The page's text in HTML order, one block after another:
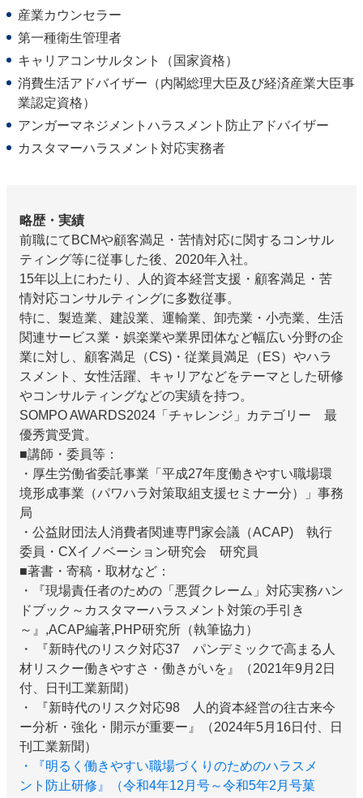
産業カウンセラー
第一種衛生管理者
キャリアコンサルタント（国家資格）
消費生活アドバイザー（内閣総理大臣及び経済産業大臣事
業認定資格）
アンガーマネジメントハラスメント防止アドバイザー
カスタマーハラスメント対応実務者
略歴・実績
前職にてBCMや顧客満足・苦情対応に関するコンサル
ティング等に従事した後、2020年入社。
15年以上にわたり、人的資本経営支援・顧客満足・苦
情対応コンサルティングに多数従事。
特に、製造業、建設業、運輸業、卸売業・小売業、生活
関連サービス業・娯楽業や業界団体など幅広い分野の企
業に対し、顧客満足（CS)・従業員満足（ES）やハラ
スメント、女性活躍、キャリアなどをテーマとした研修
やコンサルティングなどの実績を持つ。
SOMPO AWARDS2024「チャレンジ」カテゴリー 最
優秀賞受賞。
■講師・委員等：
・厚生労働省委託事業「平成27年度働きやすい職場環
境形成事業（パワハラ対策取組支援セミナー分）」事務
局
・公益財団法人消費者関連専門家会議（ACAP) 執行
委員・CXイノベーション研究会 研究員
■著書・寄稿・取材など：
・『現場責任者のための「悪質クレーム」対応実務ハン
ドブック～カスタマーハラスメント対策の手引き
～』,ACAP編著,PHP研究所（執筆協力）
・ 『新時代のリスク対応37 パンデミックで高まる人
材リスクー働きやすさ・働きがいを』（2021年9月2日
付、日刊工業新聞）
・ 『新時代のリスク対応98 人的資本経営の往古来今
ー分析・強化・開示が重要ー』（2024年5月16日付、日
刊工業新聞）
・『明るく働きやすい職場づくりのためのハラスメ
ント防止研修』（令和4年12月号～令和5年2月号菓